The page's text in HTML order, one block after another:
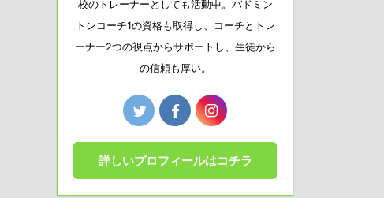
校のトレーナーとしても活動中。バドミン
トンコーチ1の資格も取得し、コーチとトレ
ーナー2つの視点からサポートし、生徒から
の信頼も厚い。
詳しいプロフィールはコチラ